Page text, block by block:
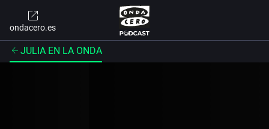
ondacero.es
JULIA EN LA ONDA